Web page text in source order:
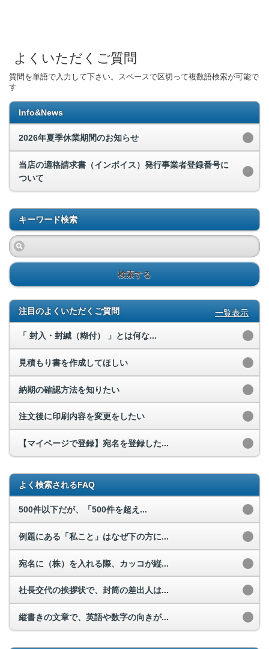
よくいただくご質問
質問を単語で入力して下さい。スペースで区切って複数語検索が可能で
す
Info&News
2026年夏季休業期間のお知らせ
当店の適格請求書（インボイス）発行事業者登録番号に
ついて
キーワード検索
検索する
注目のよくいただくご質問 一覧表示
「 封入・封緘（糊付） 」とは何な...
見積もり書を作成してほしい
納期の確認方法を知りたい
注文後に印刷内容を変更をしたい
【マイページで登録】宛名を登録した...
よく検索されるFAQ
500件以下だが、「500件を超え...
例題にある「私こと」はなぜ下の方に...
宛名に（株）を入れる際、カッコが縦...
社長交代の挨拶状で、封筒の差出人は...
縦書きの文章で、英語や数字の向きが...